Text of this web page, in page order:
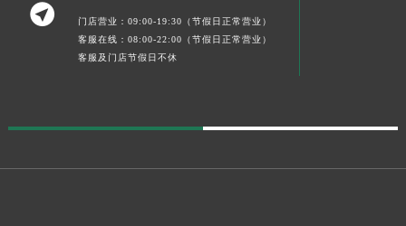

门店营业：09:00-19:30（节假日正常营业）
客服在线：08:00-22:00（节假日正常营业）
客服及门店节假日不休